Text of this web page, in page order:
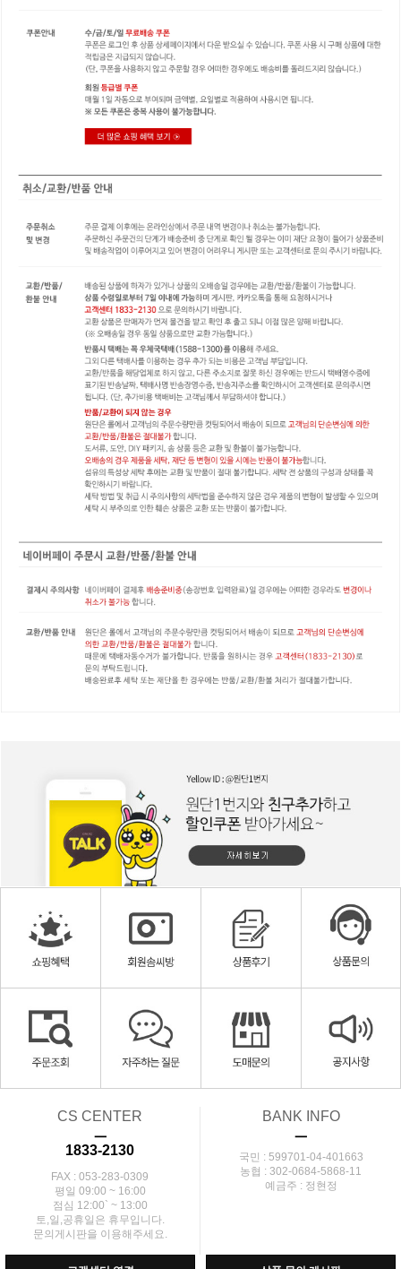
CS CENTER
ㅡ
1833-2130
FAX : 053-283-0309
평일 09:00 ~ 16:00
점심 12:00` ~ 13:00
토,일,공휴일은 휴무입니다.
문의게시판을 이용해주세요.
BANK INFO
ㅡ
국민 : 599701-04-401663
농협 : 302-0684-5868-11
예금주 : 정현정